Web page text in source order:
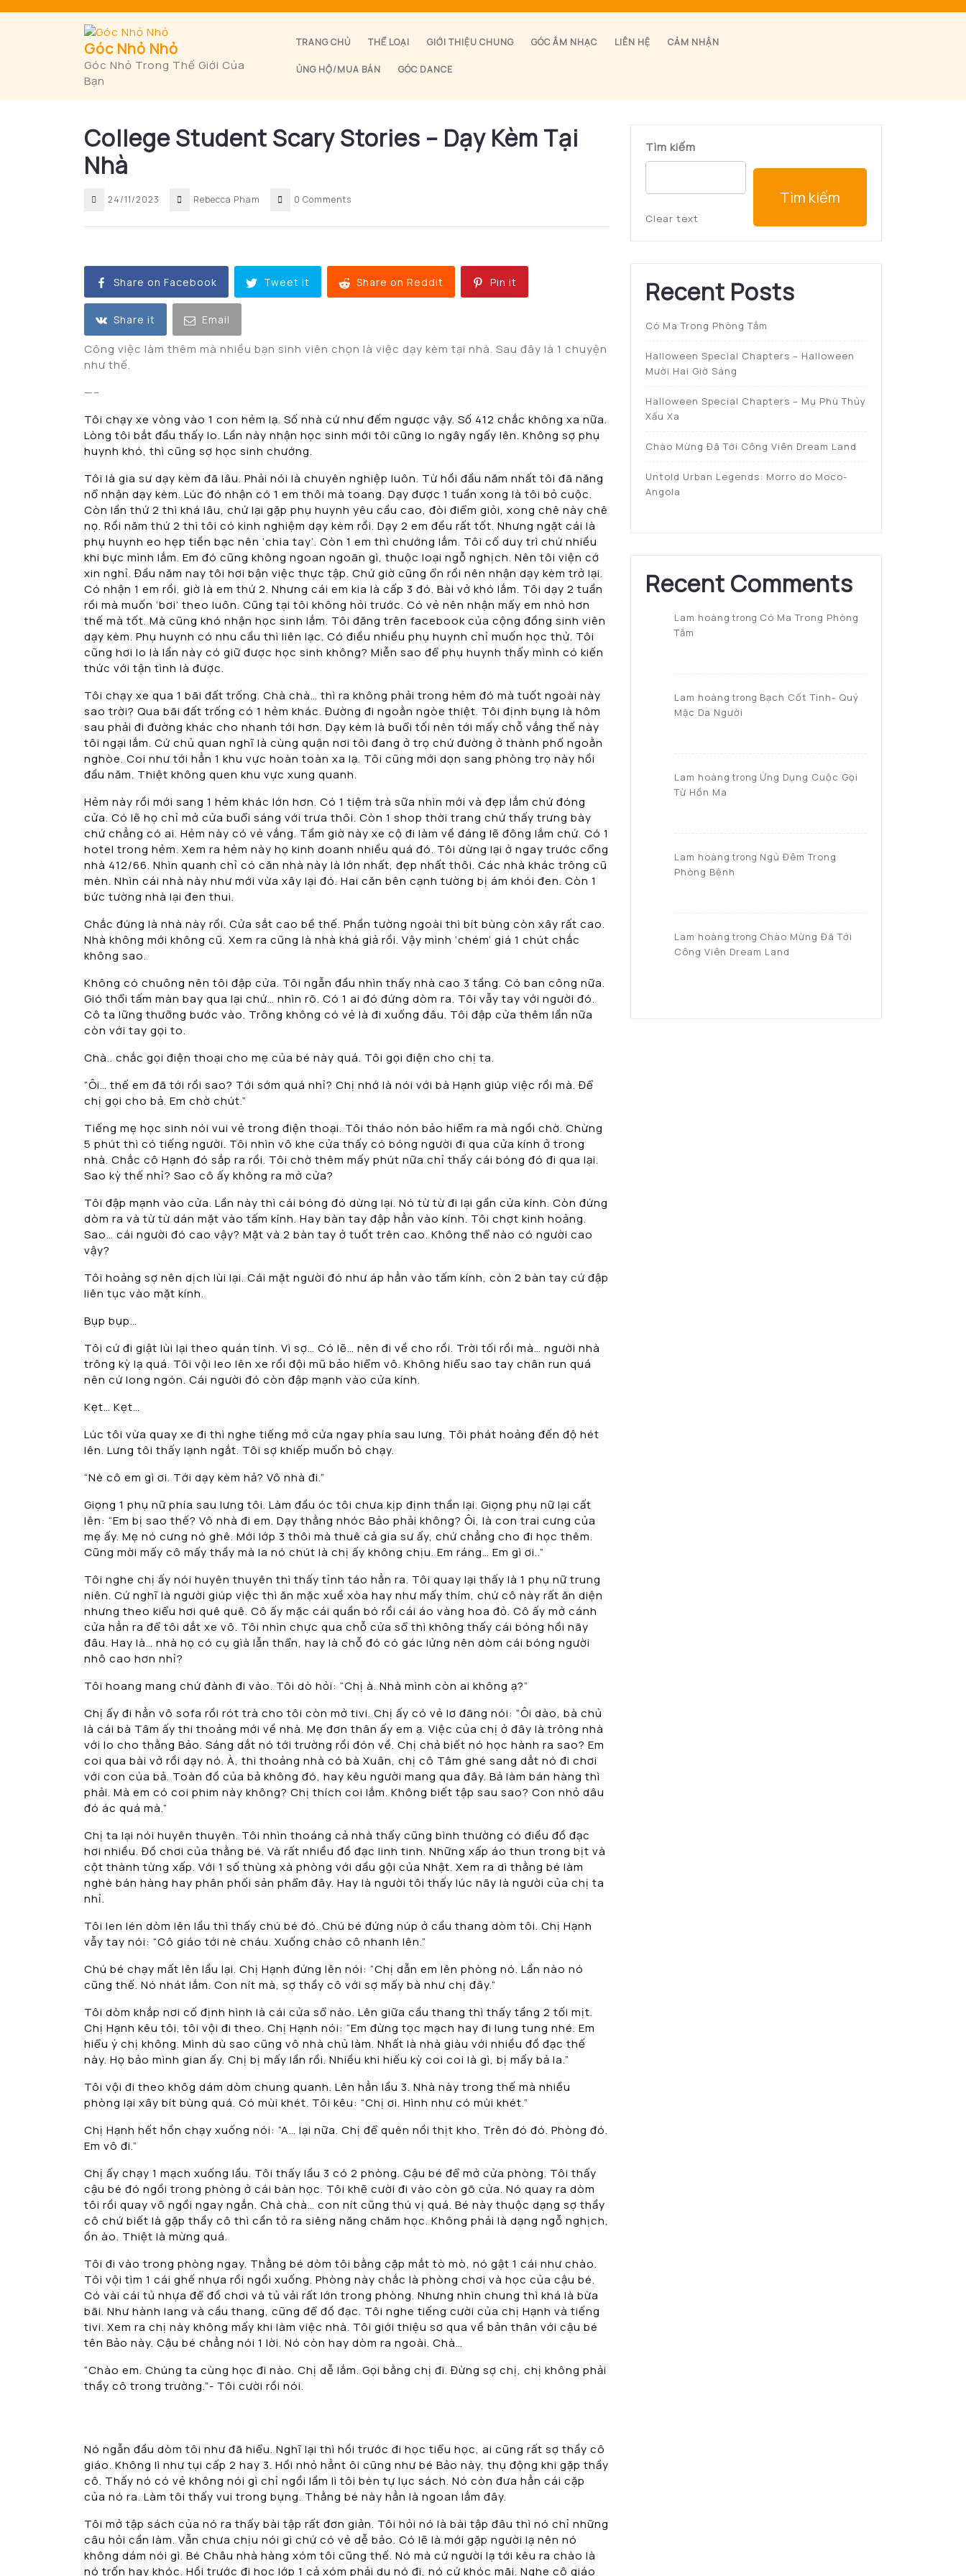
Góc Nhỏ Nhỏ
Góc Nhỏ Trong Thế Giới Của
Bạn
TRANG CHỦ THỂ LOẠI GIỚI THIỆU CHUNG GÓC ÂM NHẠC LIÊN HỆ CẢM NHẬN
ỦNG HỘ/MUA BÁN GÓC DANCE
College Student Scary Stories – Dạy Kèm Tại
Nhà
24/11/2023 Rebecca Pham 0 Comments
Share on Facebook Tweet it Share on Reddit Pin it
Share it Email
Công việc làm thêm mà nhiều bạn sinh viên chọn là việc dạy kèm tại nhà. Sau đây là 1 chuyện
như thế.
—–
Tôi chạy xe vòng vào 1 con hẻm lạ. Số nhà cứ như đếm ngược vậy. Số 412 chắc không xa nữa.
Lòng tôi bắt đầu thấy lo. Lần này nhận học sinh mới tôi cũng lo ngây ngấy lên. Không sợ phụ
huynh khó, thì cũng sợ học sinh chướng.
Tôi là gia sư dạy kèm đã lâu. Phải nói là chuyên nghiệp luôn. Từ hồi đầu năm nhất tôi đã năng
nổ nhận dạy kèm. Lúc đó nhận có 1 em thôi mà toang. Dạy được 1 tuần xong là tôi bỏ cuộc.
Còn lần thứ 2 thì khá lâu, chứ lại gặp phụ huynh yêu cầu cao, đòi điểm giỏi, xong chê này chê
nọ. Rồi năm thứ 2 thì tôi có kinh nghiệm dạy kèm rồi. Dạy 2 em đều rất tốt. Nhưng ngặt cái là
phụ huynh eo hẹp tiền bạc nên ‘chia tay’. Còn 1 em thì chướng lắm. Tôi cố duy trì chứ nhiều
khi bực mình lắm. Em đó cũng không ngoan ngoãn gì, thuộc loại ngỗ nghịch. Nên tôi viện cớ
xin nghỉ. Đầu năm nay tôi hơi bận việc thực tập. Chứ giờ cũng ổn rồi nên nhận dạy kèm trở lại.
Có nhận 1 em rồi, giờ là em thứ 2. Nhưng cái em kia là cấp 3 đó. Bài vở khó lắm. Tôi dạy 2 tuần
rồi mà muốn ‘bơi’ theo luôn. Cũng tại tôi không hỏi trước. Có vẻ nên nhận mấy em nhỏ hơn
thế mà tốt. Mà cũng khó nhận học sinh lắm. Tôi đăng trên facebook của cộng đồng sinh viên
dạy kèm. Phụ huynh có nhu cầu thì liên lạc. Có điều nhiều phụ huynh chỉ muốn học thử. Tôi
cũng hơi lo là lần này có giữ được học sinh không? Miễn sao để phụ huynh thấy mình có kiến
thức với tận tình là được.
Tôi chạy xe qua 1 bãi đất trống. Chà chà… thì ra không phải trong hẻm đó mà tuốt ngoài này
sao trời? Qua bãi đất trống có 1 hẻm khác. Đường đi ngoằn ngòe thiệt. Tôi định bụng là hôm
sau phải đi đường khác cho nhanh tới hơn. Dạy kèm là buổi tối nên tới mấy chỗ vắng thế này
tôi ngại lắm. Cứ chủ quan nghĩ là cùng quận nơi tôi đang ở trọ chứ đường ở thành phố ngoằn
nghòe. Coi như tới hẳn 1 khu vực hoàn toàn xa lạ. Tôi cũng mới dọn sang phòng trọ này hồi
đầu năm. Thiệt không quen khu vực xung quanh.
Hẻm này rồi mới sang 1 hẻm khác lớn hơn. Có 1 tiệm trà sữa nhìn mới và đẹp lắm chứ đóng
cửa. Có lẽ họ chỉ mở cửa buổi sáng với trưa thôi. Còn 1 shop thời trang chứ thấy trưng bày
chứ chẳng có ai. Hẻm này có vẻ vắng. Tầm giờ này xe cộ đi làm về đáng lẽ đông lắm chứ. Có 1
hotel trong hẻm. Xem ra hẻm này họ kinh doanh nhiều quá đó. Tôi dừng lại ở ngay trước cổng
nhà 412/66. Nhìn quanh chỉ có căn nhà này là lớn nhất, đẹp nhất thôi. Các nhà khác trông cũ
mèn. Nhìn cái nhà này như mới vừa xây lại đó. Hai căn bên cạnh tường bị ám khói đen. Còn 1
bức tường nhà lại đen thui.
Chắc đúng là nhà này rồi. Cửa sắt cao bề thế. Phần tường ngoài thì bít bùng còn xây rất cao.
Nhà không mới không cũ. Xem ra cũng là nhà khá giả rồi. Vậy mình ‘chém’ giá 1 chút chắc
không sao.
Không có chuông nên tôi đập cửa. Tôi ngẫn đầu nhìn thấy nhà cao 3 tầng. Có ban công nữa.
Gió thổi tấm màn bay qua lại chứ… nhìn rõ. Có 1 ai đó đứng dòm ra. Tôi vẫy tay với người đó.
Cô ta lững thưỡng bước vào. Trông không có vẻ là đi xuống đâu. Tôi đập cửa thêm lần nữa
còn với tay gọi to.
Chà.. chắc gọi điện thoại cho mẹ của bé này quá. Tôi gọi điện cho chị ta.
“Ôi… thế em đã tới rồi sao? Tới sớm quá nhỉ? Chị nhớ là nói với bà Hạnh giúp việc rồi mà. Để
chị gọi cho bả. Em chờ chút.”
Tiếng mẹ học sinh nói vui vẻ trong điện thoại. Tôi tháo nón bảo hiểm ra mà ngồi chờ. Chừng
5 phút thì có tiếng người. Tôi nhìn vô khe cửa thấy có bóng người đi qua cửa kính ở trong
nhà. Chắc cô Hạnh đó sắp ra rồi. Tôi chờ thêm mấy phút nữa chỉ thấy cái bóng đó đi qua lại.
Sao kỳ thế nhỉ? Sao cô ấy không ra mở cửa?
Tôi đập mạnh vào cửa. Lần này thì cái bóng đó dừng lại. Nó từ từ đi lại gần cửa kính. Còn đứng
dòm ra và từ từ dán mặt vào tấm kính. Hay bàn tay đập hẳn vào kính. Tôi chợt kinh hoảng.
Sao… cái người đó cao vậy? Mặt và 2 bàn tay ở tuốt trên cao. Không thể nào có người cao
vậy?
Tôi hoảng sợ nên dịch lùi lại. Cái mặt người đó như áp hẳn vào tấm kính, còn 2 bàn tay cứ đập
liên tục vào mặt kính.
Bụp bụp…
Tôi cứ đi giật lùi lại theo quán tính. Vì sợ… Có lẽ… nên đi về cho rồi. Trời tối rồi mà… người nhà
trông kỳ lạ quá. Tôi vội leo lên xe rồi đội mũ bảo hiểm vô. Không hiểu sao tay chân run quá
nên cứ long ngón. Cái người đó còn đập mạnh vào cửa kính.
Kẹt… Kẹt…
Lúc tôi vừa quay xe đi thì nghe tiếng mở cửa ngay phía sau lưng. Tôi phát hoảng đến độ hét
lên. Lưng tôi thấy lạnh ngắt. Tôi sợ khiếp muốn bỏ chạy.
“Nè cô em gì ơi. Tới dạy kèm hả? Vô nhà đi.”
Giọng 1 phụ nữ phía sau lưng tôi. Làm đầu óc tôi chưa kịp định thần lại. Giọng phụ nữ lại cất
lên: “Em bị sao thế? Vô nhà đi em. Dạy thằng nhóc Bảo phải không? Ôi, là con trai cưng của
mẹ ấy. Mẹ nó cưng nó ghê. Mới lớp 3 thôi mà thuê cả gia sư ấy, chứ chẳng cho đi học thêm.
Cũng mời mấy cô mấy thầy mà la nó chút là chị ấy không chịu. Em ráng… Em gì ơi..”
Tôi nghe chị ấy nói huyên thuyên thì thấy tỉnh táo hẳn ra. Tôi quay lại thấy là 1 phụ nữ trung
niên. Cứ nghĩ là người giúp việc thì ăn mặc xuề xòa hay như mấy thím, chứ cô này rất ăn diện
nhưng theo kiểu hơi quê quê. Cô ấy mặc cái quần bó rồi cái áo vàng hoa đỏ. Cô ấy mở cánh
cửa hẳn ra để tôi dắt xe vô. Tôi nhìn chực qua chỗ cửa sổ thì không thấy cái bóng hồi nãy
đâu. Hay là… nhà họ có cụ gìà lẫn thẩn, hay là chỗ đó có gác lửng nên dòm cái bóng người
nhô cao hơn nhỉ?
Tôi hoang mang chứ đành đi vào. Tôi dò hỏi: “Chị à. Nhà mình còn ai không ạ?”
Chị ấy đi hẳn vô sofa rồi rót trà cho tôi còn mở tivi. Chị ấy có vẻ lơ đãng nói: “Ôi dào, bà chủ
là cái bà Tâm ấy thi thoảng mới về nhà. Mẹ đơn thân ấy em ạ. Việc của chị ở đây là trông nhà
với lo cho thằng Bảo. Sáng dắt nó tới trường rồi đón về. Chị chả biết nó học hành ra sao? Em
coi qua bài vở rồi dạy nó. À, thi thoảng nhà có bà Xuân, chị cô Tâm ghé sang dắt nó đi chơi
với con của bả. Toàn đồ của bả không đó, hay kêu người mang qua đây. Bả làm bán hàng thì
phải. Mà em có coi phim này không? Chị thích coi lắm. Không biết tập sau sao? Con nhỏ dâu
đó ác quá mà.”
Chị ta lại nói huyên thuyên. Tôi nhìn thoáng cả nhà thấy cũng bình thường có điều đồ đạc
hơi nhiều. Đồ chơi của thằng bé. Và rất nhiều đồ đạc linh tinh. Những xấp áo thun trong bịt và
cột thành từng xấp. Với 1 số thùng xà phòng với dầu gội của Nhật. Xem ra dì thằng bé làm
nghè bán hàng hay phân phối sản phẩm đây. Hay là người tôi thấy lúc nãy là người của chị ta
nhỉ.
Tôi len lén dòm lên lầu thì thấy chú bé đó. Chú bé đứng núp ở cầu thang dòm tôi. Chị Hạnh
vẫy tay nói: “Cô giáo tới nè cháu. Xuống chào cô nhanh lên.”
Chú bé chạy mất lên lầu lại. Chị Hạnh đứng lên nói: “Chị dẫn em lên phòng nó. Lần nào nó
cũng thế. Nó nhát lắm. Con nít mà, sợ thầy cô với sợ mấy bà như chị đây.”
Tôi dòm khắp nơi cố định hình là cái cửa sổ nào. Lên giữa cầu thang thì thấy tầng 2 tối mịt.
Chị Hạnh kêu tôi, tôi vội đi theo. Chị Hạnh nói: “Em đừng tọc mạch hay đi lung tung nhé. Em
hiểu ý chị không. Mình dù sao cũng vô nhà chủ làm. Nhất là nhà giàu với nhiều đồ đạc thế
này. Họ bảo mình gian ấy. Chị bị mấy lần rồi. Nhiều khi hiếu kỳ coi coi là gì, bị mấy bả la.”
Tôi vội đi theo khôg dám dòm chung quanh. Lên hẳn lầu 3. Nhà này trong thế mà nhiều
phòng lại xây bít bùng quá. Có mùi khét. Tôi kêu: “Chị ơi. Hình như có mùi khét.”
Chị Hạnh hết hồn chạy xuống nói: “A… lại nữa. Chị để quên nồi thịt kho. Trên đó đó. Phòng đó.
Em vô đi.”
Chị ấy chạy 1 mạch xuống lầu. Tôi thấy lầu 3 có 2 phòng. Cậu bé để mở cửa phòng. Tôi thấy
cậu bé đó ngồi trong phòng ở cái bàn học. Tôi khẽ cười đi vào còn gõ cửa. Nó quay ra dòm
tôi rồi quay vô ngồi ngay ngắn. Chà chà… con nít cũng thú vị quá. Bé này thuộc dạng sợ thầy
cô chứ biết là gặp thầy cô thì cần tỏ ra siêng năng chăm học. Không phải là dạng ngỗ nghịch,
ồn ào. Thiệt là mừng quá.
Tôi đi vào trong phòng ngay. Thằng bé dòm tôi bằng cặp mắt tò mò, nó gật 1 cái như chào.
Tôi vội tìm 1 cái ghế nhựa rồi ngồi xuống. Phòng này chắc là phòng chơi và học của cậu bé.
Có vài cái tủ nhựa để đồ chơi và tủ vải rất lớn trong phòng. Nhưng nhìn chung thì khá là bừa
bãi. Như hành lang và cầu thang, cũng để đồ đạc. Tôi nghe tiếng cười của chị Hạnh và tiếng
tivi. Xem ra chị này không mấy khi làm việc nhà. Tôi giới thiệu sơ qua về bản thân với cậu bé
tên Bảo này. Cậu bé chẳng nói 1 lời. Nó còn hay dòm ra ngoài. Chà…
“Chào em. Chúng ta cùng học đi nào. Chị dễ lắm. Gọi bằng chị đi. Đừng sợ chị, chị không phải
thầy cô trong trường.”- Tôi cười rồi nói.
Nó ngẫn đầu dòm tôi như đã hiểu. Nghĩ lại thì hồi trước đi học tiểu học, ai cũng rất sợ thầy cô
giáo. Không lì như tụi cấp 2 hay 3. Hồi nhỏ hẳnt ôi cũng như bé Bảo này, thụ động khi gặp thầy
cô. Thấy nó có vẻ không nói gì chỉ ngồi lầm lì tôi bèn tự lục sách. Nó còn đưa hẳn cái cặp
của nó ra. Làm tôi thấy vui trong bụng. Thằng bé này hẳn là ngoan lắm đây.
Tôi mở tập sách của nó ra thấy bài tập rất đơn giản. Tôi hỏi nó là bài tập đâu thì nó chỉ những
câu hỏi cần làm. Vẫn chưa chịu nói gì chứ có vẻ dễ bảo. Có lẽ là mới gặp người lạ nên nó
không dám nói gì. Bé Châu nhà hàng xóm tôi cũng thế. Nó mà cứ người lạ tới kêu ra chào là
nó trốn hay khóc. Hồi trước đi học lớp 1 cả xóm phải dụ nó đi, nó cứ khóc mãi. Nghe cô giáo
Tìm kiếm
Clear text
Tìm kiếm
Recent Posts
Có Ma Trong Phòng Tắm
Halloween Special Chapters – Halloween
Mười Hai Giờ Sáng
Halloween Special Chapters – Mụ Phù Thủy
Xấu Xa
Chào Mừng Đã Tới Công Viên Dream Land
Untold Urban Legends: Morro do Moco-
Angola
Recent Comments
Lam hoàng trong Có Ma Trong Phòng
Tắm
Lam hoàng trong Bạch Cốt Tinh- Quỷ
Mặc Da Người
Lam hoàng trong Ứng Dụng Cuộc Gọi
Từ Hồn Ma
Lam hoàng trong Ngủ Đêm Trong
Phòng Bệnh
Lam hoàng trong Chào Mừng Đã Tới
Công Viên Dream Land